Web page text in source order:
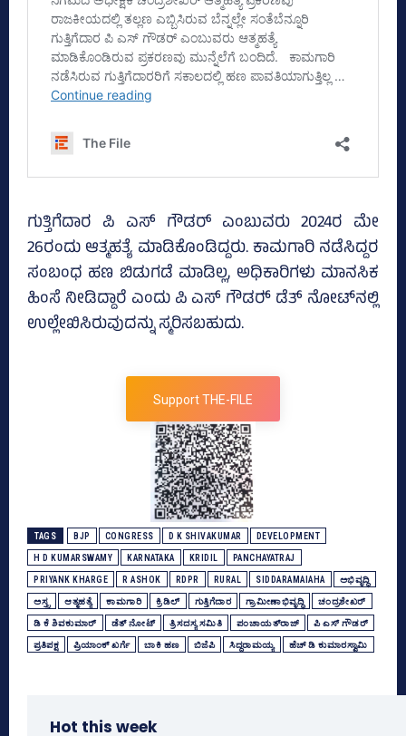
ಗುತ್ತಿಗೆದಾರ ಪಿ ಎಸ್‌ ಗೌಡರ್ ಎಂಬುವರು 2024ರ ಮೇ
26ರಂದು ಆತ್ಮಹತ್ಯೆ ಮಾಡಿಕೊಂಡಿದ್ದರು. ಕಾಮಗಾರಿ ನಡೆಸಿದ್ದರ
ಸಂಬಂಧ ಹಣ ಬಿಡುಗಡೆ ಮಾಡಿಲ್ಲ, ಅಧಿಕಾರಿಗಳು ಮಾನಸಿಕ
ಹಿಂಸೆ ನೀಡಿದ್ದಾರೆ ಎಂದು ಪಿ ಎಸ್‌ ಗೌಡರ್‍‌ ಡೆತ್‌ ನೋಟ್‌ನಲ್ಲಿ
ಉಲ್ಲೇಖಿಸಿರುವುದನ್ನು ಸ್ಮರಿಸಬಹುದು.
Support THE-FILE
TAGS BJP CONGRESS D K SHIVAKUMAR DEVELOPMENT
H D KUMARSWAMY KARNATAKA KRIDIL PANCHAYATRAJ
PRIYANK KHARGE R ASHOK RDPR RURAL SIDDARAMAIAHA ಅಭಿವೃದ್ಧಿ
ಅಸ್ತ್ರ ಆತ್ಮಹತ್ಯೆ ಕಾಮಗಾರಿ ಕ್ರಿಡಿಲ್‌ ಗುತ್ತಿಗೆದಾರ ಗ್ರಾಮೀಣಾಭಿವೃದ್ಧಿ ಚಂದ್ರಶೇಖರ್‌
ಡಿ ಕೆ ಶಿವಕುಮಾರ್ ಡೆತ್‌ ನೋಟ್‌ ತ್ರಿಸದಸ್ಯ ಸಮಿತಿ ಪಂಚಾಯತ್‌ರಾಜ್‌ ಪಿ ಎಸ್‌ ಗೌಡರ್‍‌
ಪ್ರತಿಪಕ್ಷ ಪ್ರಿಯಾಂಕ್‌ ಖರ್ಗೆ ಬಾಕಿ ಹಣ ಬಿಜೆಪಿ ಸಿದ್ದರಾಮಯ್ಯ ಹೆಚ್‌ ಡಿ ಕುಮಾರಸ್ವಾಮಿ
Hot this week